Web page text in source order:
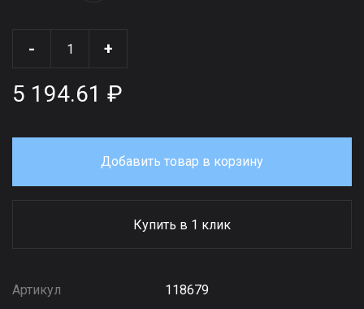
- +
5 194.61 ₽
Добавить товар в корзину
Купить в 1 клик
Артикул
118679